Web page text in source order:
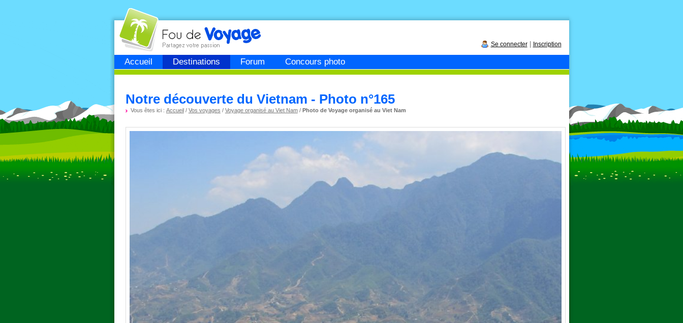
Accueil Destinations Forum Concours photo
Fou devoyage
Se connecter| Inscription
Notre découverte du Vietnam - Photo n°165
Vous êtes ici : Accueil/ Vos voyages / Voyage organisé au Viet Nam/ Photo de Voyage organisé au Viet Nam